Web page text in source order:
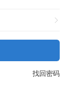
找回密码